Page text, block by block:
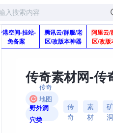
香港空间-挂站-
免备案
腾讯云/群服/老
区/改版本神器
阿里云/
区/改版
传奇
地图
素材
野外洞
穴类
传
奇
素
材
矿
洞